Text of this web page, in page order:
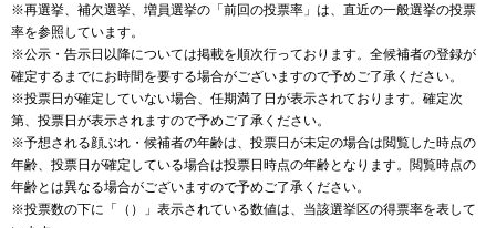
※再選挙、補欠選挙、増員選挙の「前回の投票率」は、直近の一般選挙の投票
率を参照しています。
※公示・告示日以降については掲載を順次行っております。全候補者の登録が
確定するまでにお時間を要する場合がございますので予めご了承ください。
※投票日が確定していない場合、任期満了日が表示されております。確定次
第、投票日が表示されますので予めご了承ください。
※予想される顔ぶれ・候補者の年齢は、投票日が未定の場合は閲覧した時点の
年齢、投票日が確定している場合は投票日時点の年齢となります。閲覧時点の
年齢とは異なる場合がございますので予めご了承ください。
※投票数の下に「（）」表示されている数値は、当該選挙区の得票率を表して